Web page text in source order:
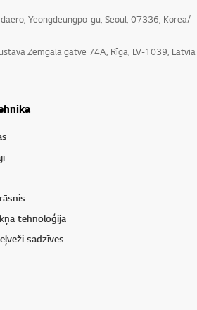
Yeongdeungpo-gu, Seoul, 07336, Korea/
Zemgala gatve 74A, Rīga, LV-1039, Latvia
tehnoloģija
sadzīves